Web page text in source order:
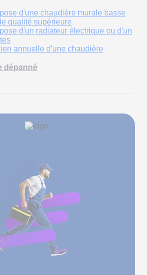
d'une chaudière murale basse
qualité supérieure
d'un radiateur électrique ou d'un
annuelle d'une chaudière
dépanné